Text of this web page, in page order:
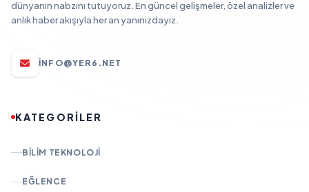
dünyanın nabzını tutuyoruz. En güncel gelişmeler, özel analizler ve
anlık haber akışıyla her an yanınızdayız.
INFO@YER6.NET
KATEGORİLER
BILIM TEKNOLOJI
EĞLENCE